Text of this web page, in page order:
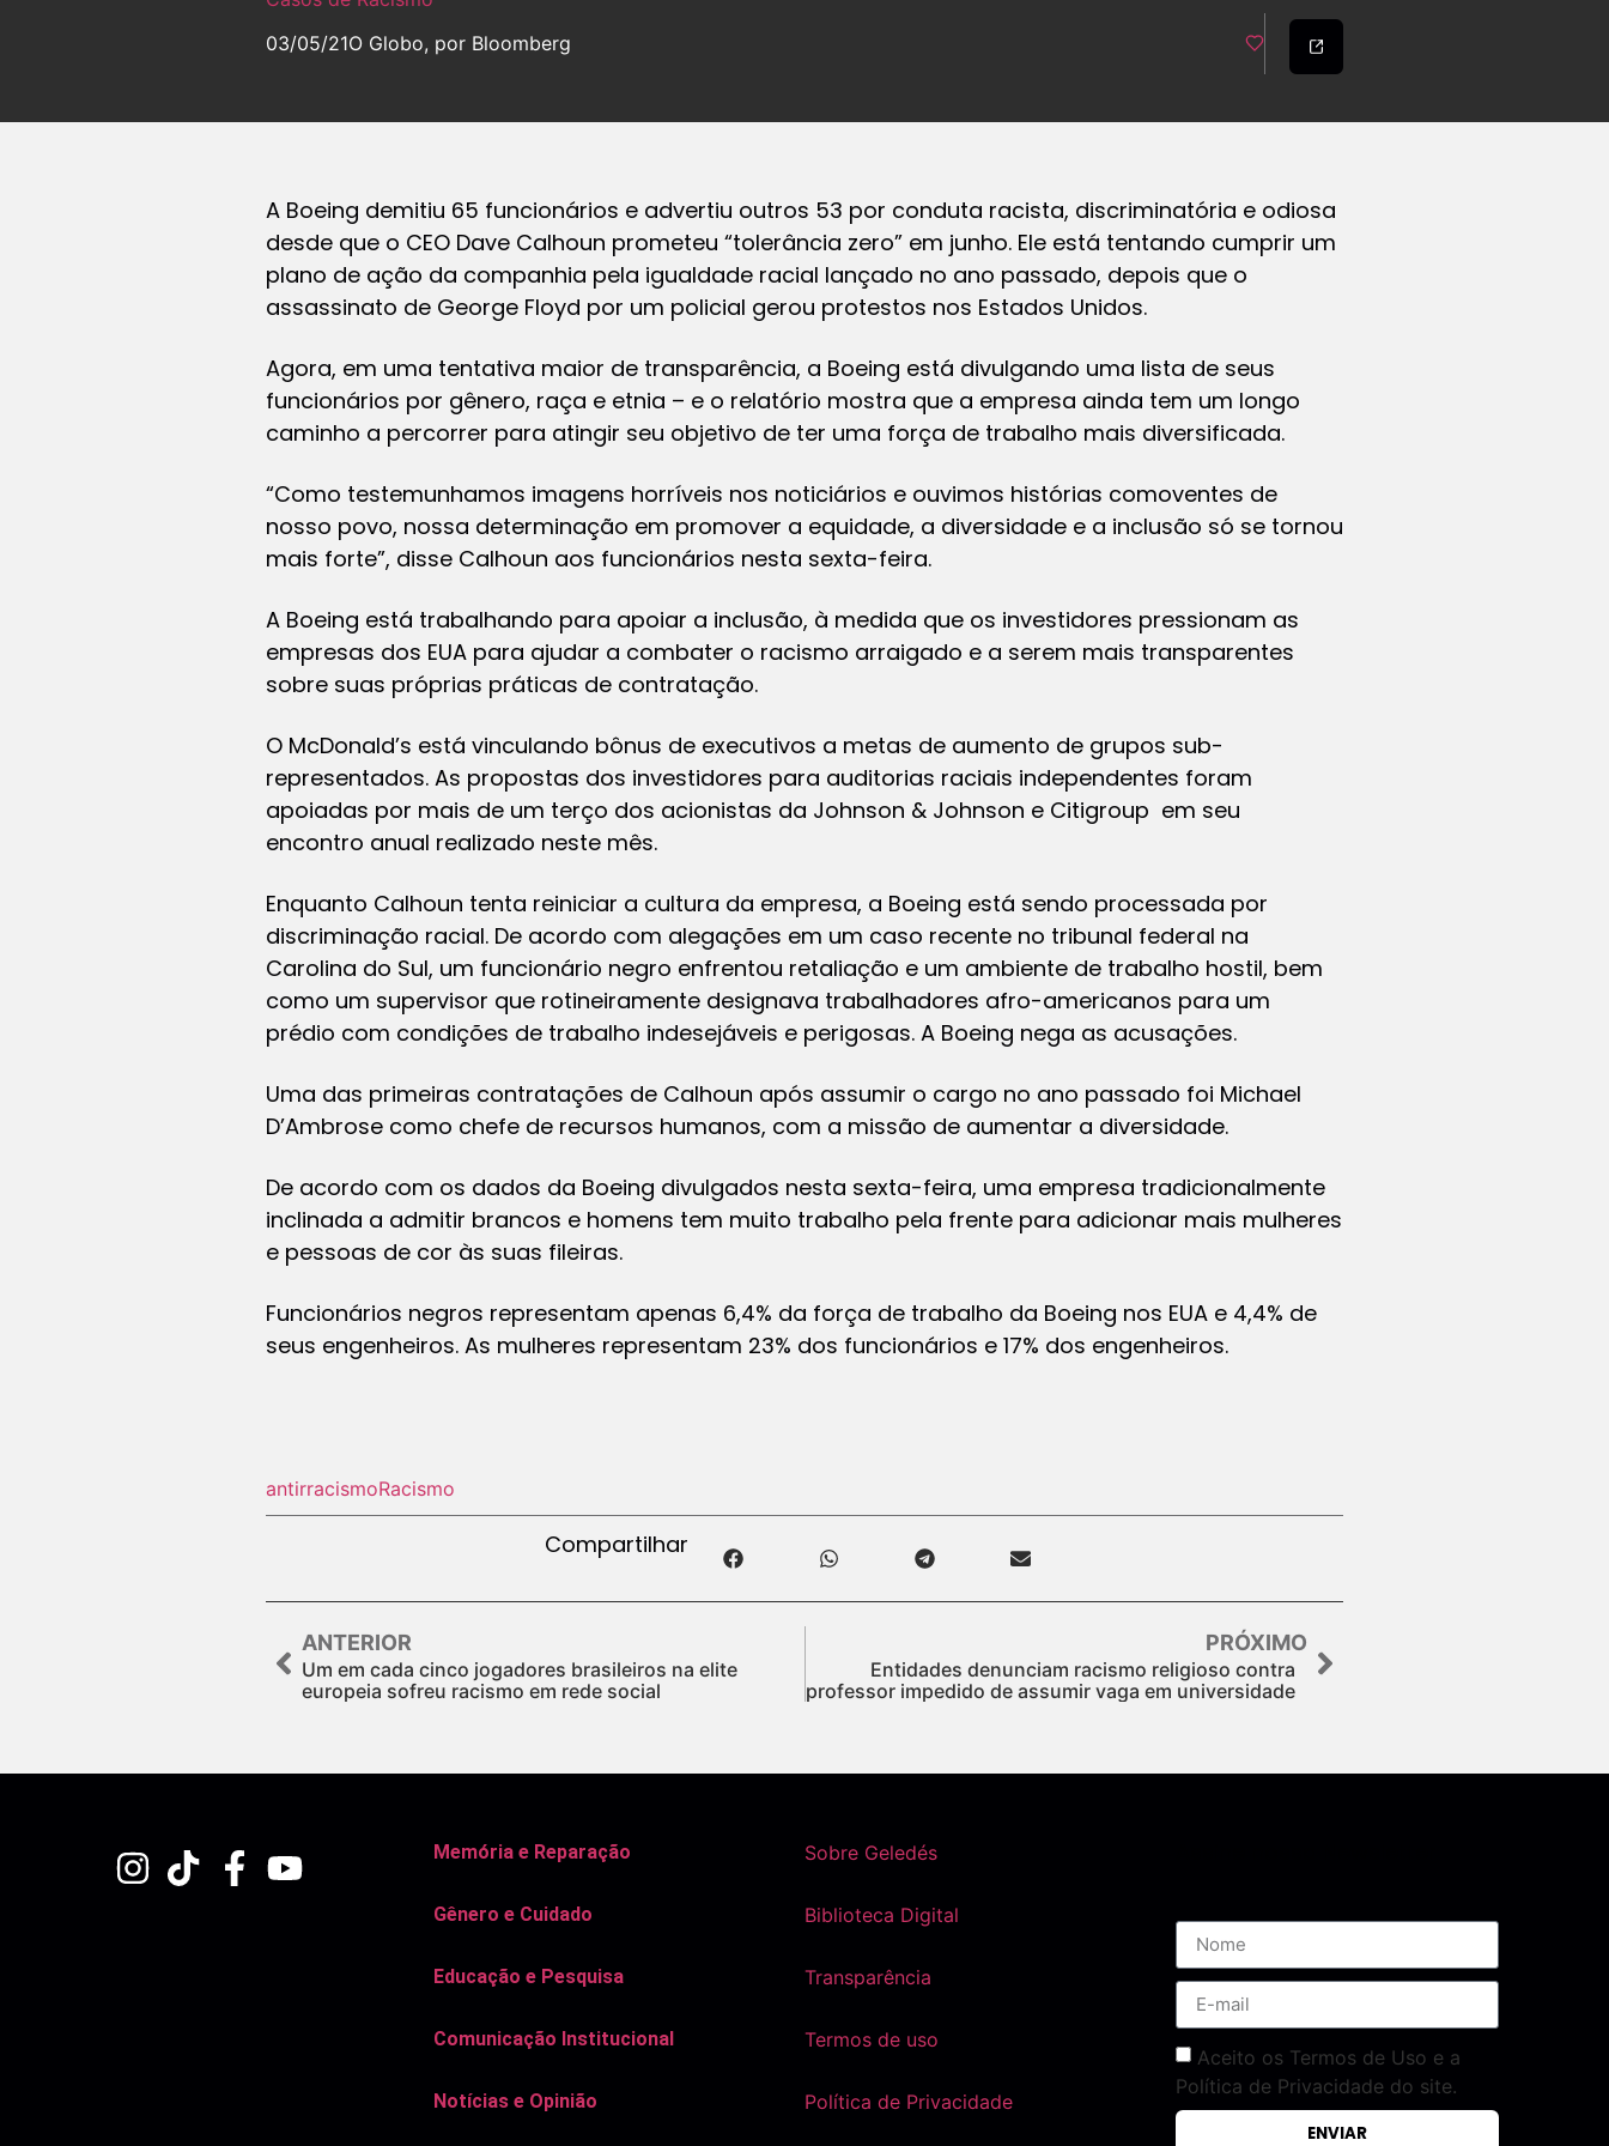
03/05/21O Globo, por Bloomberg
A Boeing demitiu 65 funcionários e advertiu outros 53 por conduta racista, discriminatória e odiosa
desde que o CEO Dave Calhoun prometeu “tolerância zero” em junho. Ele está tentando cumprir um
plano de ação da companhia pela igualdade racial lançado no ano passado, depois que o
assassinato de George Floyd por um policial gerou protestos nos Estados Unidos.
Agora, em uma tentativa maior de transparência, a Boeing está divulgando uma lista de seus
funcionários por gênero, raça e etnia – e o relatório mostra que a empresa ainda tem um longo
caminho a percorrer para atingir seu objetivo de ter uma força de trabalho mais diversificada.
“Como testemunhamos imagens horríveis nos noticiários e ouvimos histórias comoventes de
nosso povo, nossa determinação em promover a equidade, a diversidade e a inclusão só se tornou
mais forte”, disse Calhoun aos funcionários nesta sexta-feira.
A Boeing está trabalhando para apoiar a inclusão, à medida que os investidores pressionam as
empresas dos EUA para ajudar a combater o racismo arraigado e a serem mais transparentes
sobre suas próprias práticas de contratação.
O McDonald’s está vinculando bônus de executivos a metas de aumento de grupos sub-
representados. As propostas dos investidores para auditorias raciais independentes foram
apoiadas por mais de um terço dos acionistas da Johnson & Johnson e Citigroup em seu
encontro anual realizado neste mês.
Enquanto Calhoun tenta reiniciar a cultura da empresa, a Boeing está sendo processada por
discriminação racial. De acordo com alegações em um caso recente no tribunal federal na
Carolina do Sul, um funcionário negro enfrentou retaliação e um ambiente de trabalho hostil, bem
como um supervisor que rotineiramente designava trabalhadores afro-americanos para um
prédio com condições de trabalho indesejáveis e perigosas. A Boeing nega as acusações.
Uma das primeiras contratações de Calhoun após assumir o cargo no ano passado foi Michael
D’Ambrose como chefe de recursos humanos, com a missão de aumentar a diversidade.
De acordo com os dados da Boeing divulgados nesta sexta-feira, uma empresa tradicionalmente
inclinada a admitir brancos e homens tem muito trabalho pela frente para adicionar mais mulheres
e pessoas de cor às suas fileiras.
Funcionários negros representam apenas 6,4% da força de trabalho da Boeing nos EUA e 4,4% de
seus engenheiros. As mulheres representam 23% dos funcionários e 17% dos engenheiros.
antirracismoRacismo
Compartilhar
ANTERIOR
Um em cada cinco jogadores brasileiros na elite
europeia sofreu racismo em rede social
PRÓXIMO
Entidades denunciam racismo religioso contra
professor impedido de assumir vaga em universidade
Memória e Reparação
Gênero e Cuidado
Educação e Pesquisa
Comunicação Institucional
Notícias e Opinião
Sobre Geledés
Biblioteca Digital
Transparência
Termos de uso
Política de Privacidade
Aceito os Termos de Uso e a
Política de Privacidade do site.
ENVIAR